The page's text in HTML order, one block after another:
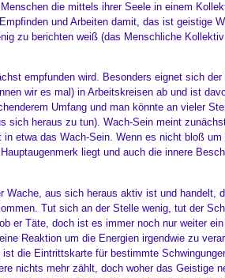
die mittels ihrer Seele in einem
und Arbeiten damit, das ist geistige
zu berichten weiß (das Menschliche
empfunden wird. Besonders eignet sich
wir es mal) in Arbeitskreisen ab und ist
Umfang und man könnte an vieler
sich heraus zu tun). Wach-Sein meint
etwa das Wach-Sein. Wenn es nicht bloß um
liegt und auch die innere
aus sich heraus aktiv ist und handelt,
Tut sich an der Stelle wenig, tut der
er Täte, doch ist es immer noch nur weiter ein
Reaktion um die Energien irgendwie zu
die Eintrittskarte für bestimmte
nichts mehr zählt, doch woher das Geistige